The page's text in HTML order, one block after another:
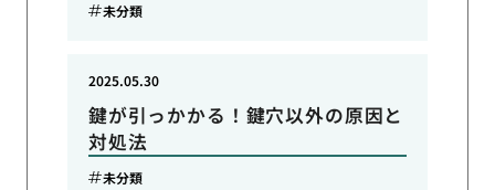
未分類
鍵が引っかかる！鍵穴以外の原因と
対処法
2025.05.30
未分類